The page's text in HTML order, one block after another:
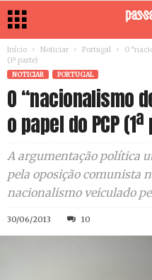
Início Noticiar Portugal
O
(1ª parte)
NOTICIAR PORTUGAL
O “nacionalismo
o papel do PCP
A argumentação política
pela oposição comunista
nacionalismo veiculado
30/06/2013 10